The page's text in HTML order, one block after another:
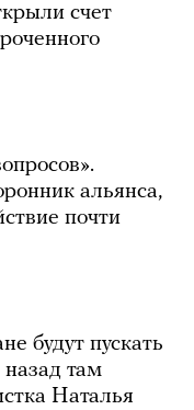
счет
альянса,
почти
будут пускать
там
Наталья